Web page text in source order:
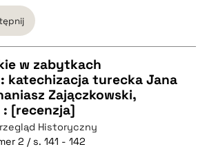
w zabytkach
katechizacja turecka Jana
Zajączkowski,
: [recenzja]
Historyczny
2 / s. 141 - 142